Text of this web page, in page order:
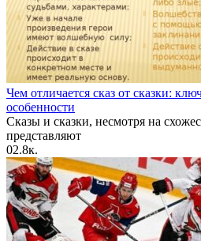
Чем отличается сказ от сказки:
особенности
Сказы и сказки, несмотря на
представляют
02.8к.